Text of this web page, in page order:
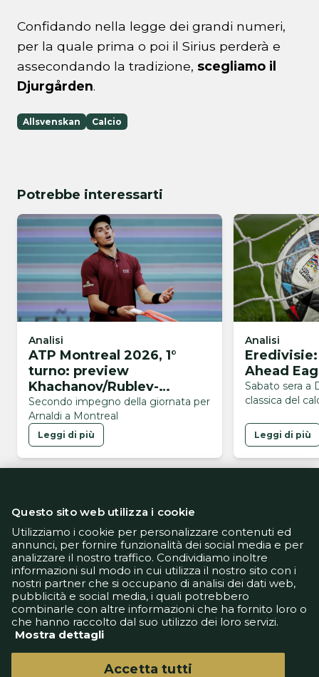
Confidando nella legge dei grandi numeri,
per la quale prima o poi il Sirius perderà e
assecondando la tradizione, scegliamo il
Djurgården.
Allsvenskan Calcio
Potrebbe interessarti
Analisi
ATP Montreal 2026, 1°
turno: preview
Khachanov/Rublev-
Arnaldi/Musetti
Secondo impegno della giornata per
Arnaldi a Montreal
Leggi di più
Analisi
Ahead
Sabato sera a
classica del
Leggi di più
Informativa Privacy
Informativa Cookie
Tech App
Gestione preferenze
support@goldbetlive.it
Questo sito web utilizza i cookie
Utilizziamo i cookie per personalizzare contenuti ed
annunci, per fornire funzionalità dei social media e per
analizzare il nostro traffico. Condividiamo inoltre
informazioni sul modo in cui utilizza il nostro sito con i
nostri partner che si occupano di analisi dei dati web,
pubblicità e social media, i quali potrebbero
combinarle con altre informazioni che ha fornito loro o
che hanno raccolto dal suo utilizzo dei loro servizi.
Mostra dettagli
Accetta tutti